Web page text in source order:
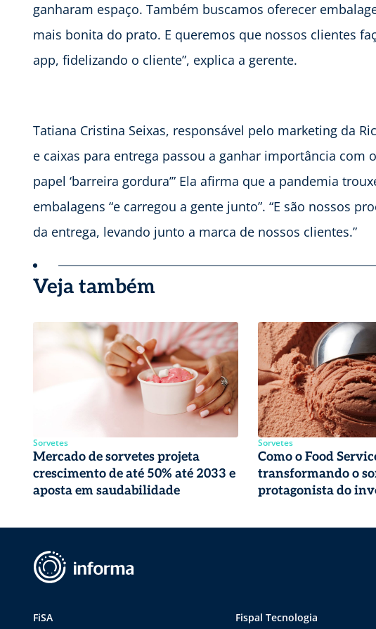
ganharam espaço. Também buscamos oferecer
mais bonita do prato. E queremos que nossos clientes
app, fidelizando o cliente”, explica a gerente.
Tatiana Cristina Seixas, responsável pelo marketing da
e caixas para entrega passou a ganhar importância com
papel ‘barreira gordura’” Ela afirma que a pandemia
embalagens “e carregou a gente junto”. “E são nossos
da entrega, levando junto a marca de nossos clientes.”
Veja também
Sorvetes
Mercado de sorvetes projeta
crescimento de até 50% até 2033 e
aposta em saudabilidade
Sorvetes
Como o Food
transformando o
protagonista do
FiSA Fispal Tecnologia